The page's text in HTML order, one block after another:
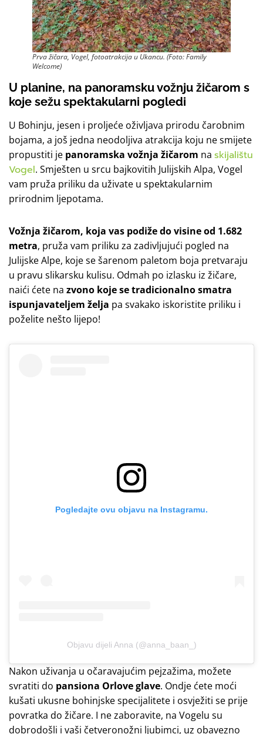
Prva žičara, Vogel, fotoatrakcija u Ukancu. (Foto: Family
Welcome)
U planine, na panoramsku vožnju žičarom s
koje sežu spektakularni pogledi
U Bohinju, jesen i proljeće oživljava prirodu čarobnim
bojama, a još jedna neodoljiva atrakcija koju ne smijete
propustiti je panoramska vožnja žičarom na skijalištu
Vogel. Smješten u srcu bajkovitih Julijskih Alpa, Vogel
vam pruža priliku da uživate u spektakularnim
prirodnim ljepotama.
Vožnja žičarom, koja vas podiže do visine od 1.682
metra, pruža vam priliku za zadivljujući pogled na
Julijske Alpe, koje se šarenom paletom boja pretvaraju
u pravu slikarsku kulisu. Odmah po izlasku iz žičare,
naići ćete na zvono koje se tradicionalno smatra
ispunjavateljem želja pa svakako iskoristite priliku i
poželite nešto lijepo!
Pogledajte ovu objavu na Instagramu.
Objavu dijeli Anna (@anna_baan_)
Nakon uživanja u očaravajućim pejzažima, možete
svratiti do pansiona Orlove glave. Ondje ćete moći
kušati ukusne bohinjske specijalitete i osvježiti se prije
povratka do žičare. I ne zaboravite, na Vogelu su
dobrodošli i vaši četveronožni ljubimci, uz obavezno